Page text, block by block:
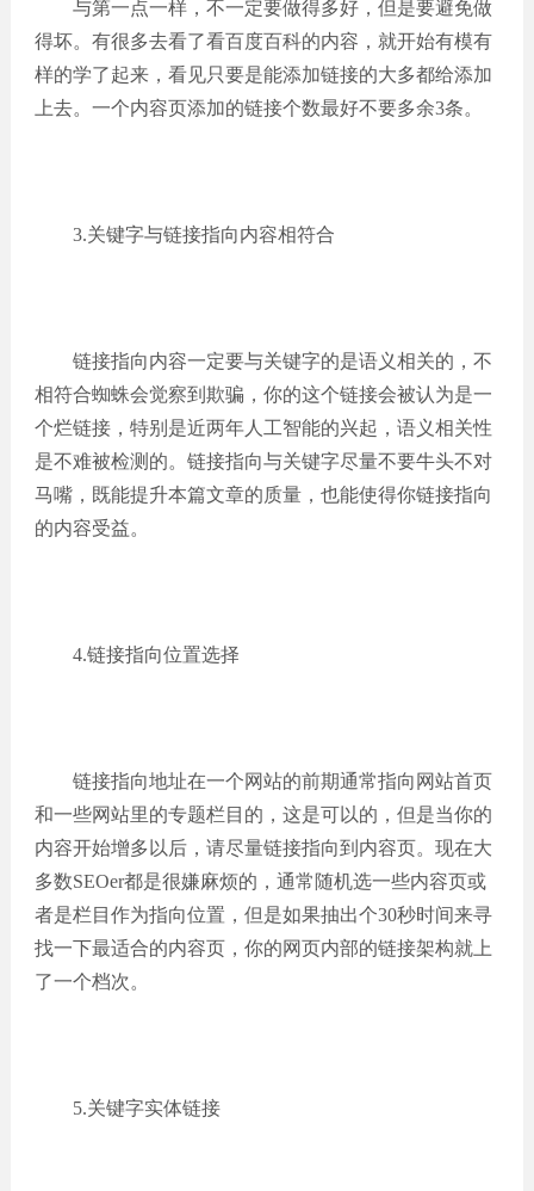
与第一点一样，不一定要做得多好，但是要避免做
得坏。有很多去看了看百度百科的内容，就开始有模有
样的学了起来，看见只要是能添加链接的大多都给添加
上去。一个内容页添加的链接个数最好不要多余3条。
3.关键字与链接指向内容相符合
链接指向内容一定要与关键字的是语义相关的，不
相符合蜘蛛会觉察到欺骗，你的这个链接会被认为是一
个烂链接，特别是近两年人工智能的兴起，语义相关性
是不难被检测的。链接指向与关键字尽量不要牛头不对
马嘴，既能提升本篇文章的质量，也能使得你链接指向
的内容受益。
4.链接指向位置选择
链接指向地址在一个网站的前期通常指向网站首页
和一些网站里的专题栏目的，这是可以的，但是当你的
内容开始增多以后，请尽量链接指向到内容页。现在大
多数SEOer都是很嫌麻烦的，通常随机选一些内容页或
者是栏目作为指向位置，但是如果抽出个30秒时间来寻
找一下最适合的内容页，你的网页内部的链接架构就上
了一个档次。
5.关键字实体链接